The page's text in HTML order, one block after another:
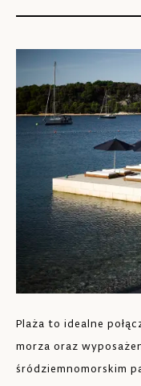
Plaża to idealne
morza oraz
śródziemnomorskim